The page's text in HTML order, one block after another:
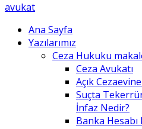
Ana Sayfa
Yazılarımız
Ceza Hukuku
Ceza Avukatı
Açık
Suçta
İnfaz Nedir?
Banka Hesabı